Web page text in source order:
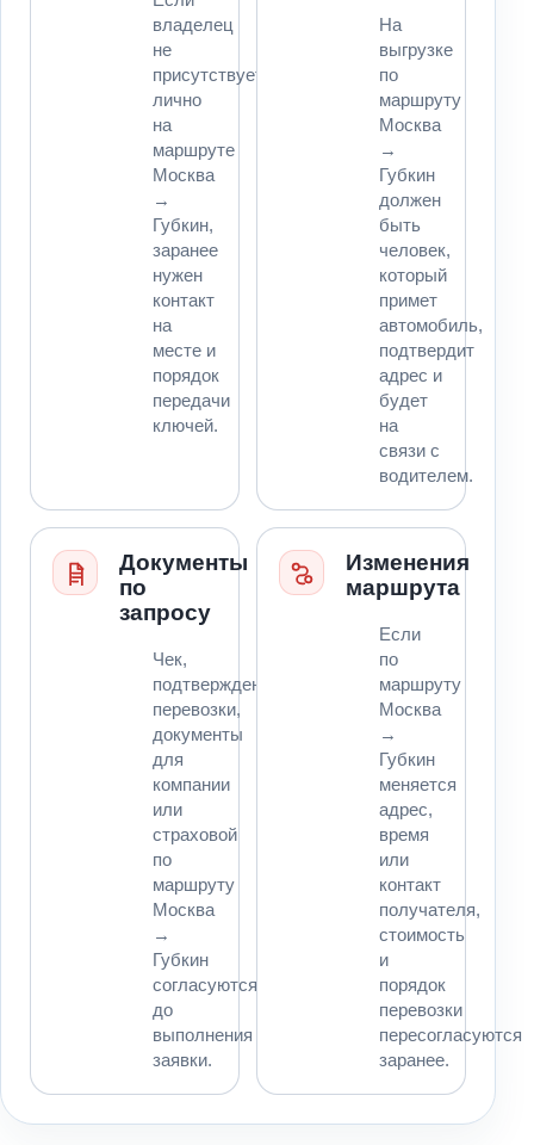
владелец
не
присутствует
лично
на
маршруте
Москва
→
Губкин,
заранее
нужен
контакт
на
месте и
порядок
передачи
ключей.
На
выгрузке
по
маршруту
Москва
→
Губкин
должен
быть
человек,
который
примет
автомобиль,
подтвердит
адрес и
будет
на
связи с
водителем.
Документы
по
запросу
Чек,
подтверждение
перевозки,
документы
для
компании
или
страховой
по
маршруту
Москва
→
Губкин
согласуются
до
выполнения
заявки.
Изменения
маршрута
Если
по
маршруту
Москва
→
Губкин
меняется
адрес,
время
или
контакт
получателя,
стоимость
и
порядок
перевозки
пересогласуются
заранее.